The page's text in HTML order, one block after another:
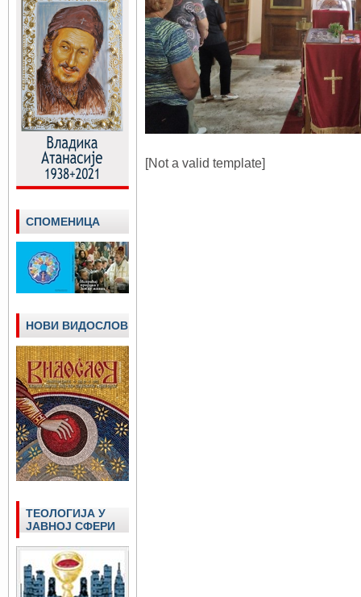
[Not a valid template]
СПОМЕНИЦА
НОВИ ВИДОСЛОВ
ТЕОЛОГИЈА У
ЈАВНОЈ СФЕРИ